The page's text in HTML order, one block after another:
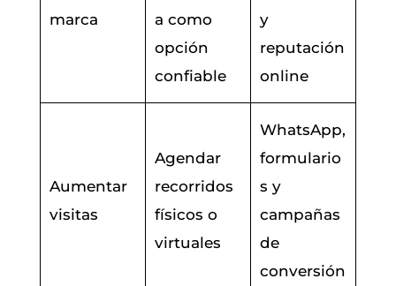
marca
a como
opción
confiable
y
reputación
online
Aumentar
visitas
Agendar
recorridos
físicos o
virtuales
WhatsApp,
formulario
s y
campañas
de
conversión